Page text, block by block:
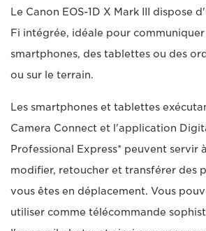
Le Canon EOS-1D X Mark III dispose
Fi intégrée, idéale pour
smartphones, des tablettes ou des
ou sur le terrain.
Les smartphones et tablettes
Camera Connect et l'application
Professional Express* peuvent servir
modifier, retoucher et transférer des
vous êtes en déplacement. Vous
utiliser comme télécommande